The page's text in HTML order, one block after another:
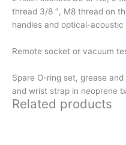
thread 3/8 ″, M8 thread on
handles and optical-acoustic
Remote socket or vacuum
Spare O-ring set, grease
and wrist strap in neoprene
Related products